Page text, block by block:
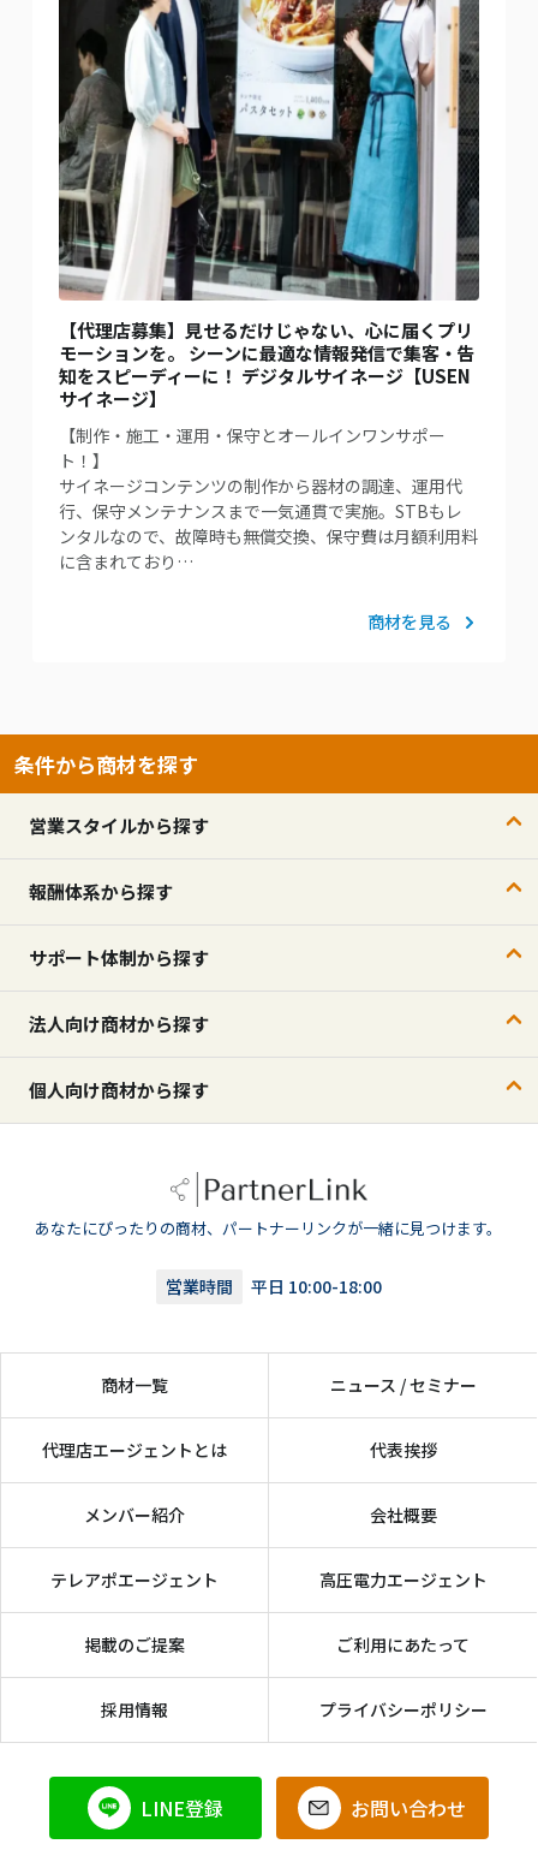
【代理店募集】見せるだけじゃない、心に届くプリ
モーションを。 シーンに最適な情報発信で集客・告
知をスピーディーに！ デジタルサイネージ【USEN
サイネージ】
【制作・施工・運用・保守とオールインワンサポー
ト！】
サイネージコンテンツの制作から器材の調達、運用代
行、保守メンテナンスまで一気通貫で実施。STBもレ
ンタルなので、故障時も無償交換、保守費は月額利用料
に含まれており…
商材を見る
条件から商材を探す
営業スタイルから探す
報酬体系から探す
サポート体制から探す
法人向け商材から探す
個人向け商材から探す
あなたにぴったりの商材、パートナーリンクが一緒に見つけます。
営業時間 平日 10:00-18:00
商材一覧 ニュース / セミナー
代理店エージェントとは 代表挨拶
メンバー紹介 会社概要
テレアポエージェント 高圧電力エージェント
掲載のご提案 ご利用にあたって
採用情報 プライバシーポリシー
LINE登録 お問い合わせ